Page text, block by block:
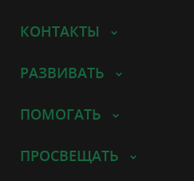
КОНТАКТЫ
РАЗВИВАТЬ
ПОМОГАТЬ
ПРОСВЕЩАТЬ